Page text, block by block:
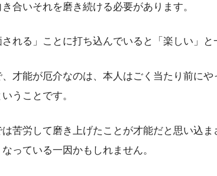
合いそれを磨き続ける必要があります。
される」ことに打ち込んでいると「楽しい」と
才能が厄介なのは、本人はごく当たり前に
うことです。
苦労して磨き上げたことが才能だと思い込
っている一因かもしれません。